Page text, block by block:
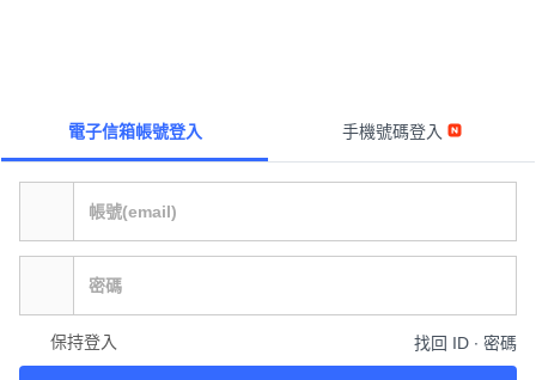
電子信箱帳號登入 手機號碼登入
保持登入 找回 ID ∙ 密碼